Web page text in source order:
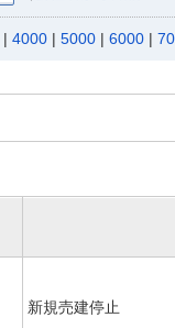
| 4000 | 5000 | 6000 |
新規売建停止